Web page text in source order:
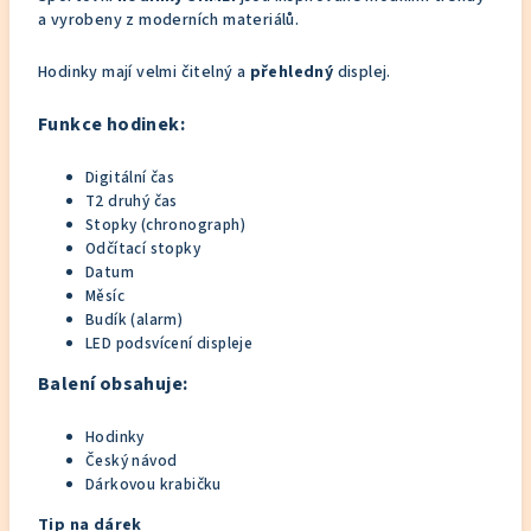
a vyrobeny z moderních materiálů.
Hodinky mají velmi čitelný a přehledný displej.
Funkce hodinek:
Digitální čas
T2 druhý čas
Stopky (chronograph)
Odčítací stopky
Datum
Měsíc
Budík (alarm)
LED podsvícení displeje
Balení obsahuje:
Hodinky
Český návod
Dárkovou krabičku
Tip na dárek